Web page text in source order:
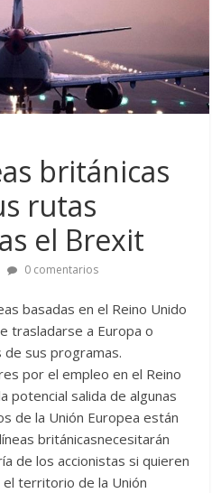
británicas
rutas
el Brexit
0 comentarios
basadas en el Reino Unido
trasladarse a Europa o
sus programas.
por el empleo en el Reino
potencial salida de algunas
de la Unión Europea están
británicasnecesitarán
de los accionistas si quieren
territorio de la Unión